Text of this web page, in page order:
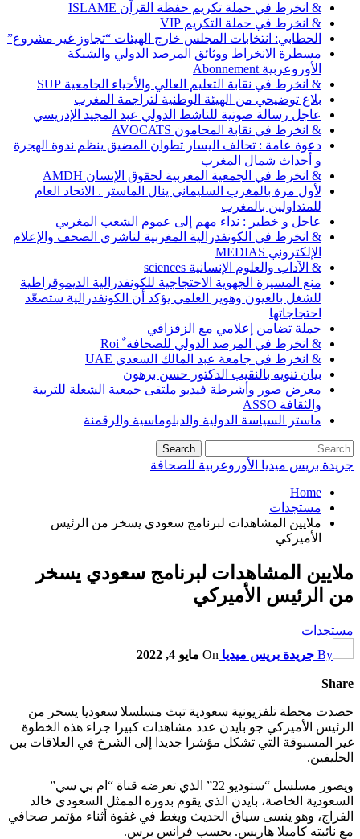
& انخرط في حملة تكريم حفظة القرآن ISLAME
& انخرط في حملة التكريم VIP
الحطابي: انتخابات المجلس خارج الهيئات “تجاوز غير مشروع”
مسطرة الانخراط ووثائق المرصد الدولي والشبكة
الأوروعربية Abonnement
& انخرط في نقابة التعليم العالي والأحياء الجامعية SUP
بلاغ توضيحي من الهيئة الوطنية لتراجمة المغرب
عاجل رسالة صوتية للناشط الدولي عبد المجيد الإدريسي
& انخرط في نقابة المحامون AVOCATS
دعوة عامة : تحالف اليسار تطوان المضيق ينظم ندوة الهجرة
و أحداث شمال المغرب
& انخرط في الجمعية المغربية لحقوق الإنسان AMDH
لأول مرة بالمغرب السليماني ينال الماستر . الاتحاد العام
للمتداولين بالمغرب
عاجل و خطير : نداء مهم إلى عموم الشعب المغربي
& انخرط في الكونفدرالية المغربية لناشري الصحف والإعلام
الإلكتروني MEDIAS
& الآداب والعلوم الإنسانية sciences
منع المسيرة الجهوية الاحتجاجية للكونفدرالية الديموقراطية
للشغل بالعيون وهوير العلمي يؤكد أن الكونفدرالية ستصعّد
احتجاجاتها
حملة تضامن إعلامي مع الزفزافي
& انخرط في المرصد الدولي للصحافة ٌ Roi
& انخرط في جامعة عبد المالك السعدي UAE
بيان تنويه بالنقيب الدكتور حسن برهون
معرض صور وأشرطة فيديو ملتقى جمعية الشعلة للتربية
والثقافة ASSO
ماستر السياسة الدولية والدبلوماسية والرقمنة
جريدة بريس ميديا الأوروعربية للصحافة
Home
مستجدات
ملايين المشاهدات لبرنامج سعودي يسخر من الرئيس
الأميركي
ملايين المشاهدات لبرنامج سعودي يسخر
من الرئيس الأميركي
مستجدات
By جريدة بريس ميديا On مايو 4, 2022
Share
حصدت محطة تلفزيونية سعودية تبث مسلسلا سعوديا يسخر من
الرئيس الأميركي جو بايدن عدد مشاهدات كبيرا جراء هذه الخطوة
غير المسبوقة التي تشكل مؤشرا جديدا إلى الشرخ في العلاقات بين
الحليفين.
ويصور مسلسل “ستوديو 22” الذي تعرضه قناة “ام بي سي”
السعودية الخاصة، بايدن الذي يقوم بدوره الممثل السعودي خالد
الفراج، وهو ينسى سياق الحديث ويغط في غفوة أثناء مؤتمر صحافي
مع نائبته كاميلا هاريس. بحسب فرانس برس.